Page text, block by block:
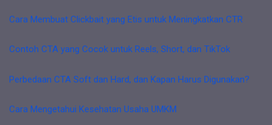
Cara Membuat Clickbait yang Etis untuk Meningkatkan CTR
Contoh CTA yang Cocok untuk Reels, Short, dan TikTok
Perbedaan CTA Soft dan Hard, dan Kapan Harus Digunakan?
Cara Mengetahui Kesehatan Usaha UMKM